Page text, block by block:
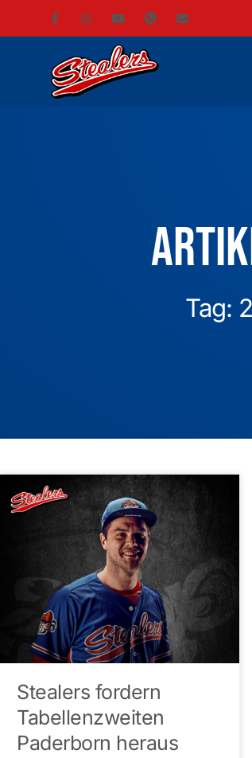
Tag:
Stealers fordern
Tabellenzweiten
Paderborn heraus